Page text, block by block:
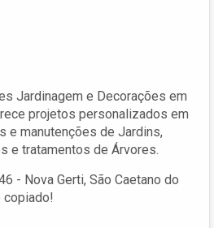
Jardinagem e Decorações em
projetos personalizados em
e manutenções de Jardins,
e tratamentos de Árvores.
- Nova Gerti, São Caetano do
copiado!